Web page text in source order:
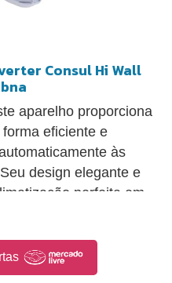
Consul Hi Wall
aparelho proporciona
eficiente e
às
design elegante e
perfeita em
eficiência energética,
ajustes precisos de
e velocidade do